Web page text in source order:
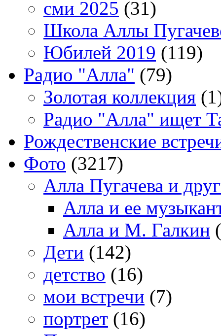
сми 2025 (31)
Школа Аллы
Юбилей 2019 (119)
Радио "Алла" (79)
Золотая коллекция
Радио "Алла" ищет
Рождественские
Фото (3217)
Алла Пугачева и
Алла и ее
Алла и М. Галкин
Дети (142)
детство (16)
мои встречи (7)
портрет (16)